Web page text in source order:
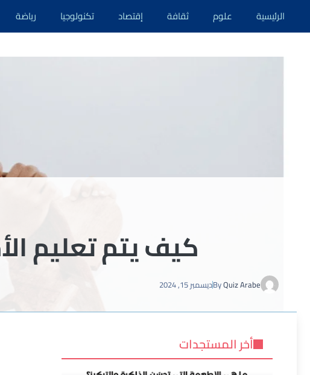
الرئيسية علوم ثقافة إقتصاد تكنولوجيا رياضة
كيف يتم تعليم
ByQuiz Arabe ديسمبر 15, 2024
أخر المستجدات